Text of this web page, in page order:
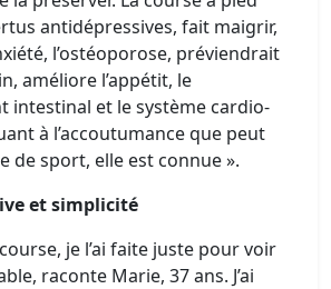
antidépressives, fait maigrir,
l’ostéoporose, préviendrait
améliore l’appétit, le
intestinal et le système cardio-
à l’accoutumance que peut
de sport, elle est connue ».
et simplicité
je l’ai faite juste pour voir
raconte Marie, 37 ans. J’ai